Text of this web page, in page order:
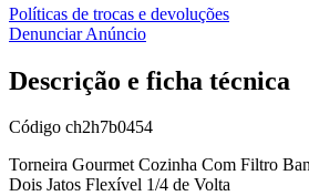
Políticas de trocas e devoluções
Denunciar Anúncio
Descrição e ficha técnica
Código ch2h7b0454
Torneira Gourmet Cozinha Com Filtro
Dois Jatos Flexível 1/4 de Volta